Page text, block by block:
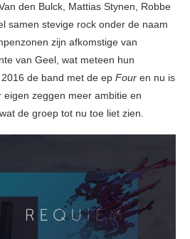
den Bulck, Mattias Stynen, Robbe
samen stevige rock onder de naam
zijn afkomstige van
van Geel, wat meteen hun
de band met de ep Four en nu is
zeggen meer ambitie en
de groep tot nu toe liet zien.